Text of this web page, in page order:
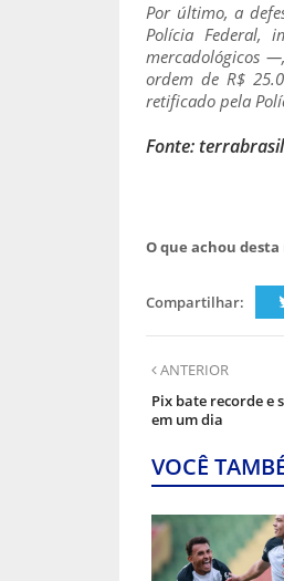
Por último, a
Polícia Federal,
mercadológicos
ordem de R$
retificado pela
Fonte:
O que achou
Compartilhar:
ANTERIOR
Pix bate recorde e
em um dia
VOCÊ